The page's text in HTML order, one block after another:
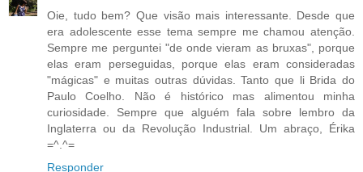
Oie, tudo bem? Que visão mais interessante. Desde que
era adolescente esse tema sempre me chamou atenção.
Sempre me perguntei "de onde vieram as bruxas", porque
elas eram perseguidas, porque elas eram consideradas
"mágicas" e muitas outras dúvidas. Tanto que li Brida do
Paulo Coelho. Não é histórico mas alimentou minha
curiosidade. Sempre que alguém fala sobre lembro da
Inglaterra ou da Revolução Industrial. Um abraço, Érika
=^.^=
Responder